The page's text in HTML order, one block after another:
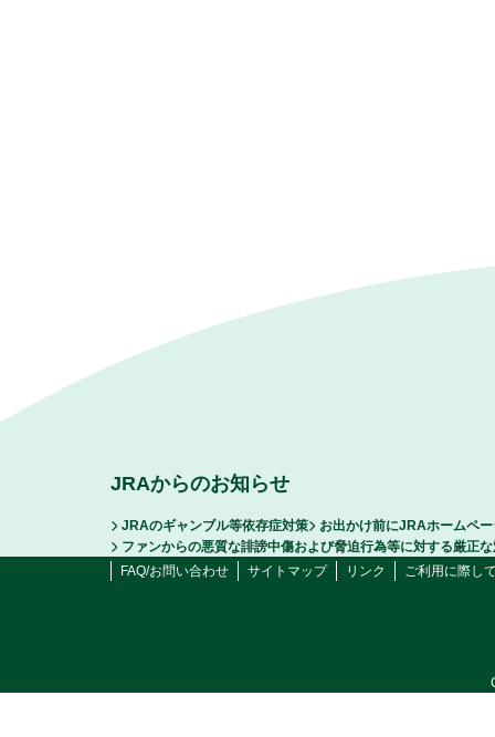
JRAからのお知らせ
JRAのギャンブル等依存症対策
お出かけ前にJRAホームペ
ファンからの悪質な誹謗中傷および脅迫行為等に対する厳正
FAQ/お問い合わせ
サイトマップ リンク ご利用に際し